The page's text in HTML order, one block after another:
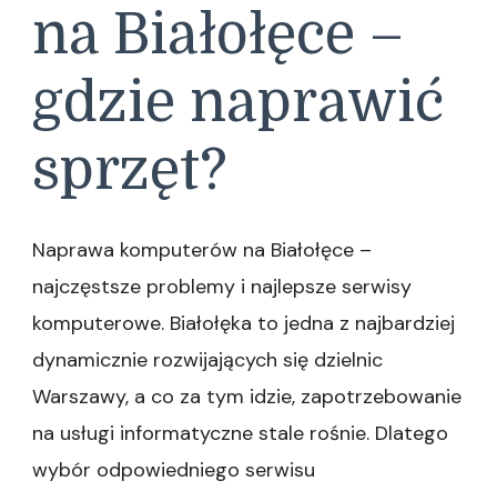
na Białołęce –
gdzie naprawić
sprzęt?
Naprawa komputerów na Białołęce –
najczęstsze problemy i najlepsze serwisy
komputerowe. Białołęka to jedna z najbardziej
dynamicznie rozwijających się dzielnic
Warszawy, a co za tym idzie, zapotrzebowanie
na usługi informatyczne stale rośnie. Dlatego
wybór odpowiedniego serwisu